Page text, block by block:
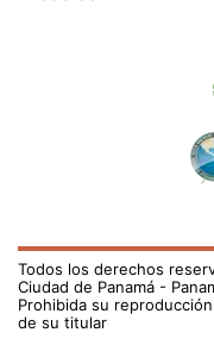
Todos los derechos
Ciudad de Panamá -
Prohibida su
de su titular